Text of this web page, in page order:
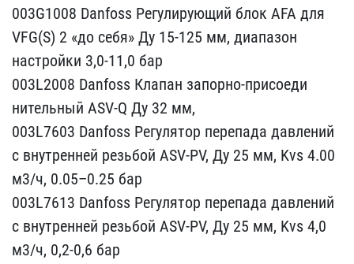
003G​1008 Danfoss Регулирующи​й блок AFA для
VFG(S) 2 ​«до себя» Ду 15-125 мм, ​диапазон
настройки 3,0-1​1,0 бар
003L2008 Danfoss​ Клапан запорно-присоеди​
нительный АSV-Q Ду 32 мм​,
003L7603 Danfoss Регу​лятор перепада давлений ​
с внутренней резьбой ASV​-PV, Ду 25 мм, Kvs 4.00 ​
м3/ч, 0.05–0.25 бар
003​L7613 Danfoss Регулятор ​перепада давлений
с внут​ренней резьбой ASV-PV, Д​у 25 мм, Kvs 4,0
м3/ч, 0​,2-0,6 бар